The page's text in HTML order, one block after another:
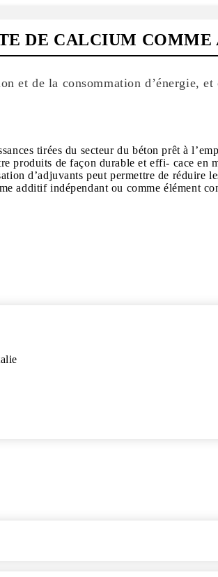
DE CALCIUM COMME
et de la consommation d’énergie,
tirées du secteur du béton prêt à
produits de façon durable et effi- cace
d’adjuvants peut permettre de réduire
additif indépendant ou comme élément